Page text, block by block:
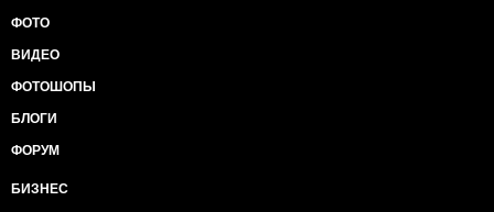
ФОТО
ВИДЕО
ФОТОШОПЫ
БЛОГИ
ФОРУМ
БИЗНЕС